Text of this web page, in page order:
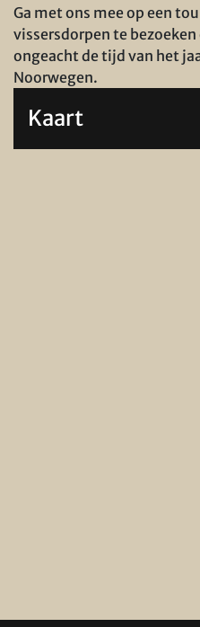
Ga met ons mee op een
vissersdorpen te
ongeacht de tijd van het
Noorwegen.
Kaart